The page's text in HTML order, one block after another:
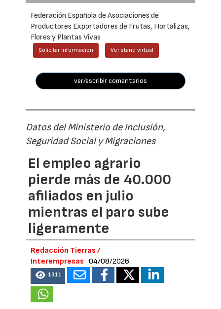
Federación Española de Asociaciones de
Productores Exportadores de Frutas, Hortalizas,
Flores y Plantas Vivas
Solicitar información Ver stand virtual
ver/escribir comentarios
Datos del Ministerio de Inclusión,
Seguridad Social y Migraciones
El empleo agrario
pierde más de 40.000
afiliados en julio
mientras el paro sube
ligeramente
Redacción Tierras /
Interempresas
04/08/2026
1311